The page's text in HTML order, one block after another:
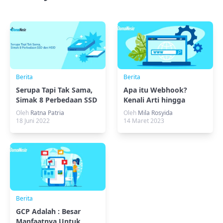
Berita
Serupa Tapi Tak Sama,
Simak 8 Perbedaan SSD
dan HDD
Oleh Ratna Patria
18 Juni 2022
Berita
Apa itu Webhook?
Kenali Arti hingga
Perbedaannya dengan
API!
Oleh Mila Rosyida
14 Maret 2023
Berita
GCP Adalah : Besar